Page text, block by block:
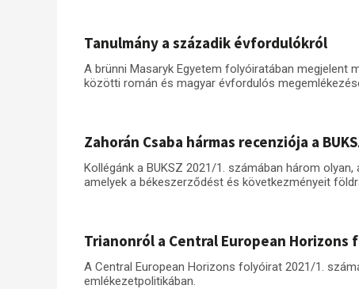
Tanulmány a századik évfordulókról
A brünni Masaryk Egyetem folyóiratában megjelent
közötti román és magyar évfordulós
Zahorán Csaba hármas recenziója a
Kollégánk a BUKSZ 2021/1. számában három
amelyek a békeszerződést és következményeit
Trianonról a Central European Horizons
A Central European Horizons folyóirat 2021/1.
emlékezetpolitikában.